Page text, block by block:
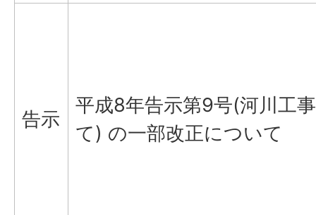
告示
平成8年告示第9号(河川工
て) の一部改正について